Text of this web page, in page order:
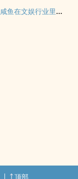
咸鱼在文娱行业里疯狂内卷
顶部